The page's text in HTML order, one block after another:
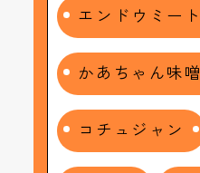
エンドウミート
かあちゃん味噌
コチュジャン